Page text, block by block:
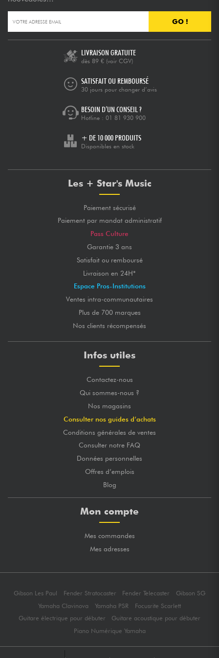
Câbles & Access. GO !
LIVRAISON GRATUITE
dès 89 € (voir CGV)
SATISFAIT OU REMBOURSÉ
30 jours pour changer d’avis
BESOIN D’UN CONSEIL ?
Hotline : 01 81 930 900
+ DE 10 000 PRODUITS
Disponibles en stock
Les + Star's Music
Paiement sécurisé
Paiement par mandat administratif
Pass Culture
Garantie 3 ans
Satisfait ou remboursé
Livraison en 24H*
Espace Pros-Institutions
Ventes intra-communautaires
Plus de 700 marques
Nos clients récompensés
Infos utiles
Contactez-nous
Qui sommes-nous ?
Nos magasins
Consulter nos guides d’achats
Conditions générales de ventes
Consulter notre FAQ
Données personnelles
Offres d’emplois
Blog
Mon compte
Mes commandes
Mes adresses
Gibson Les Paul Fender Stratocaster Fender Telecaster
Gibson SG
Yamaha Clavinova
Yamaha PSR
Focusrite Scarlett
Guitare électrique pour débuter
Guitare acoustique pour débuter
Piano Numérique Yamaha